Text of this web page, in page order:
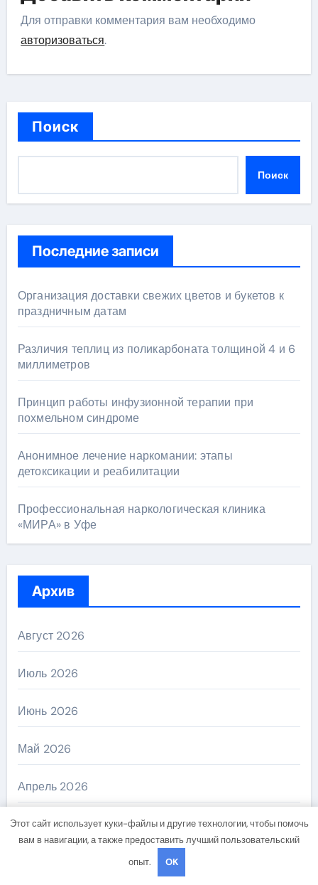
Для отправки комментария вам необходимо
авторизоваться.
Поиск
Поиск
Последние записи
Организация доставки свежих цветов и букетов к
праздничным датам
Различия теплиц из поликарбоната толщиной 4 и 6
миллиметров
Принцип работы инфузионной терапии при
похмельном синдроме
Анонимное лечение наркомании: этапы
детоксикации и реабилитации
Профессиональная наркологическая клиника
«МИРА» в Уфе
Архив
Август 2026
Июль 2026
Июнь 2026
Май 2026
Апрель 2026
Март 2026
Этот сайт использует куки-файлы и другие технологии, чтобы помочь
вам в навигации, а также предоставить лучший пользовательский
опыт.
OK